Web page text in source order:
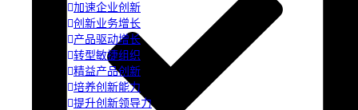
加速企业创新
创新业务增长
产品驱动增长
转型敏捷组织
精益产品创新
培养创新能力
提升创新领导力